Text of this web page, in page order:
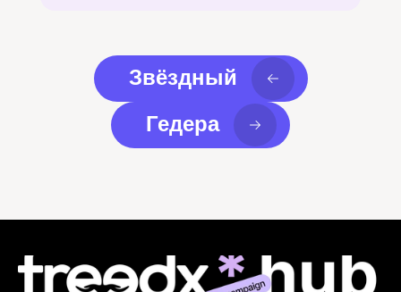
Звёздный
Гедера